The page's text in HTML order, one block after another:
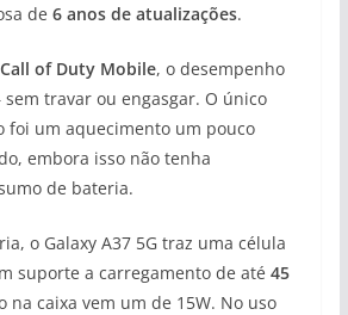
de 6 anos de atualizações.
Call of Duty Mobile, o desempenho
travar ou engasgar. O único
foi um aquecimento um pouco
embora isso não tenha
de bateria.
o Galaxy A37 5G traz uma célula
suporte a carregamento de até 45
na caixa vem um de 15W. No uso